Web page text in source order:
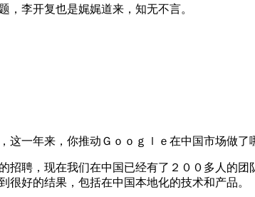
李开复也是娓娓道来，知无不言。
一年来，你推动Ｇｏｏｇｌｅ在中国市场做了
聘，现在我们在中国已经有了２００多人的团
好的结果，包括在中国本地化的技术和产品。